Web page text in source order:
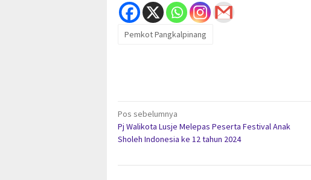
Pemkot Pangkalpinang
Navigasi
pos
Pos sebelumnya
Pj Walikota Lusje Melepas Peserta Festival Anak
Sholeh Indonesia ke 12 tahun 2024